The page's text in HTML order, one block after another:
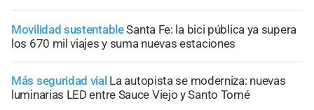
Movilidad sustentableSanta Fe: la bici pública ya supera
los 670 mil viajes y suma nuevas estaciones
Más seguridad vial La autopista se moderniza: nuevas
luminarias LED entre Sauce Viejo y Santo Tomé